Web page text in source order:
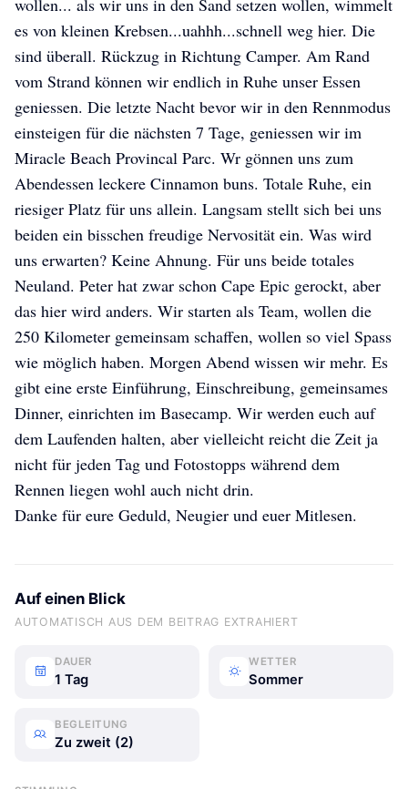
wollen... als wir uns in den Sand setzen wollen, wimmelt
es von kleinen Krebsen...uahhh...schnell weg hier. Die
sind überall. Rückzug in Richtung Camper. Am Rand
vom Strand können wir endlich in Ruhe unser Essen
geniessen. Die letzte Nacht bevor wir in den Rennmodus
einsteigen für die nächsten 7 Tage, geniessen wir im
Miracle Beach Provincal Parc. Wr gönnen uns zum
Abendessen leckere Cinnamon buns. Totale Ruhe, ein
riesiger Platz für uns allein. Langsam stellt sich bei uns
beiden ein bisschen freudige Nervosität ein. Was wird
uns erwarten? Keine Ahnung. Für uns beide totales
Neuland. Peter hat zwar schon Cape Epic gerockt, aber
das hier wird anders. Wir starten als Team, wollen die
250 Kilometer gemeinsam schaffen, wollen so viel Spass
wie möglich haben. Morgen Abend wissen wir mehr. Es
gibt eine erste Einführung, Einschreibung, gemeinsames
Dinner, einrichten im Basecamp. Wir werden euch auf
dem Laufenden halten, aber vielleicht reicht die Zeit ja
nicht für jeden Tag und Fotostopps während dem
Rennen liegen wohl auch nicht drin.
Danke für eure Geduld, Neugier und euer Mitlesen.
Auf einen Blick
AUTOMATISCH AUS DEM BEITRAG EXTRAHIERT
DAUER
1 Tag
WETTER
Sommer
BEGLEITUNG
Zu zweit (2)